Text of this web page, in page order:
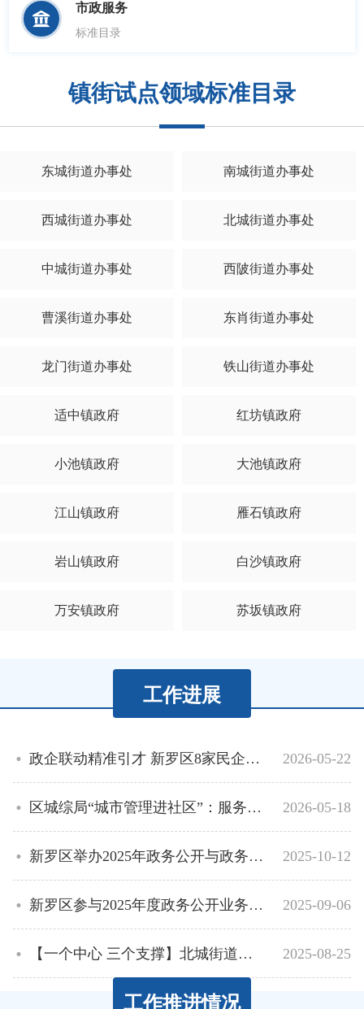
市政服务
标准目录

镇街试点领域标准目录
东城街道办事处 南城街道办事处
西城街道办事处 北城街道办事处
中城街道办事处 西陂街道办事处
曹溪街道办事处 东肖街道办事处
龙门街道办事处 铁山街道办事处
适中镇政府 红坊镇政府
小池镇政府 大池镇政府
江山镇政府 雁石镇政府
岩山镇政府 白沙镇政府
万安镇政府 苏坂镇政府
工作进展
2026-05-22
政企联动精准引才 新罗区8家民企走进高校专...
2026-05-18
区城综局“城市管理进社区”：服务前移一小...
2025-10-12
新罗区举办2025年政务公开与政务信息工作业...
2025-09-06
新罗区参与2025年度政务公开业务培训
2025-08-25
【一个中心 三个支撑】北城街道：以微光暖...
工作推进情况